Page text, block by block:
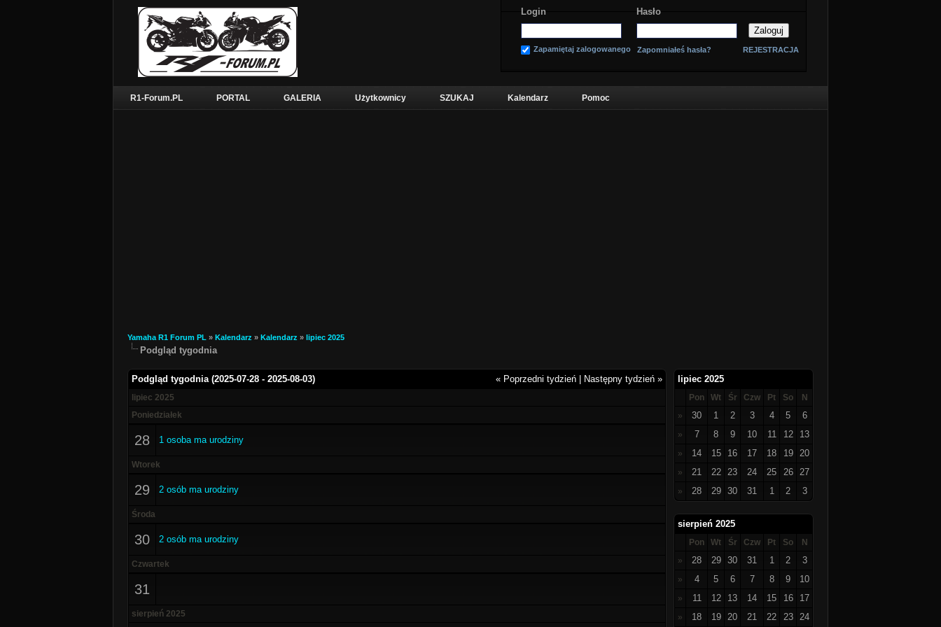
Login Hasło
Zapamiętaj zalogowanego Zapomniałeś hasła? REJESTRACJA
R1-Forum.PL PORTAL GALERIA Użytkownicy SZUKAJ Kalendarz Pomoc
Yamaha R1 Forum PL » Kalendarz » Kalendarz » lipiec 2025
Podgląd tygodnia
« Poprzedni tydzień Następny tydzień »
Podgląd tygodnia (2025-07-28 - 2025-08-03)
lipiec 2025
Poniedziałek
28 1 osoba ma urodziny
Wtorek
29 2 osób ma urodziny
Środa
30 2 osób ma urodziny
Czwartek
31
sierpień 2025
lipiec 2025
Pon Wt Śr Czw Pt So
N
»
30 1 2 3 4 5 6
» 7 8 9 10 11 12 13
» 14 15 16 17 18 19 20
» 21 22 23 24 25 26 27
» 28 29 30 31 1 2 3
sierpień 2025
Pon Wt Śr Czw Pt So
N
»
28 29 30 31 1 2 3
» 4 5 6 7 8 9 10
» 11 12 13 14 15 16 17
» 18 19 20 21 22 23 24